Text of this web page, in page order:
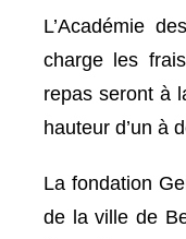
L’Académie
charge les
repas seront à
hauteur d’un à
La fondation
de la ville de